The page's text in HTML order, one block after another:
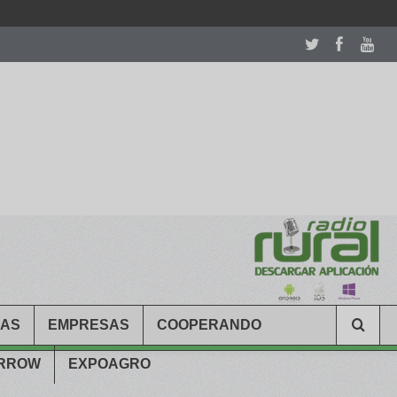
EMPRESAS COOPERANDO
EXPOAGRO